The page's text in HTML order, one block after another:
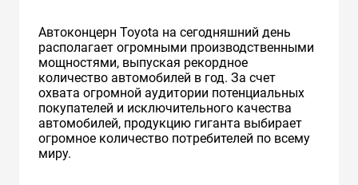
Автоконцерн Toyota на сегодняшний день
располагает огромными производственными
мощностями, выпуская рекордное
количество автомобилей в год. За счет
охвата огромной аудитории потенциальных
покупателей и исключительного качества
автомобилей, продукцию гиганта выбирает
огромное количество потребителей по всему
миру.